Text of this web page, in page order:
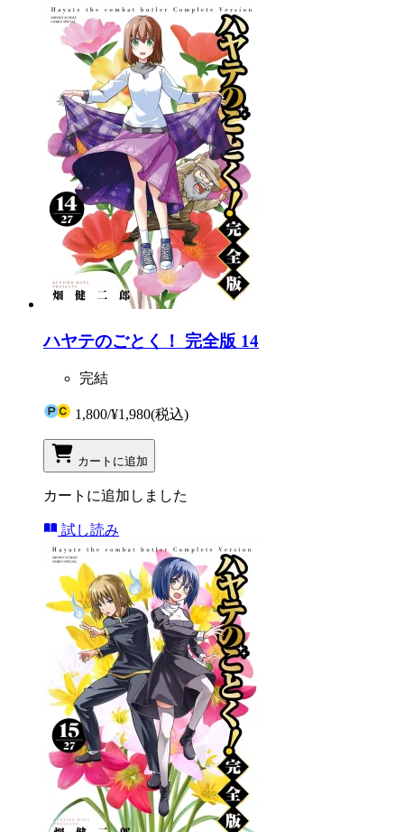
ハヤテのごとく！ 完全版 14
完結
1,800/¥1,980(税込)
カートに追加
カートに追加しました
試し読み